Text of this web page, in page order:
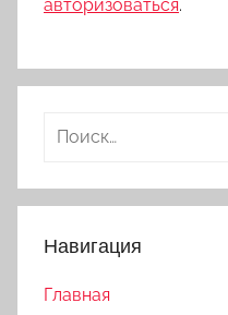
авторизоваться.
Найти:
Навигация
Главная